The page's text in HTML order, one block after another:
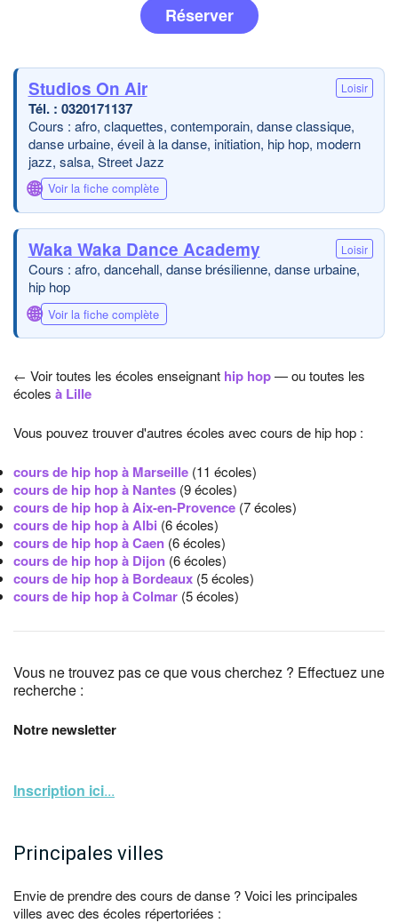
Réserver
Studios On Air Loisir
0320171137
Cours : afro, claquettes, contemporain, danse classique,
danse urbaine, éveil à la danse, initiation, hip hop, modern
jazz, salsa, Street Jazz
🌐 Voir la fiche complète
Waka Waka Dance Academy Loisir
Cours : afro, dancehall, danse brésilienne, danse urbaine,
hip hop
🌐 Voir la fiche complète
← Voir toutes les écoles enseignant hip hop— ou toutes les
écoles à Lille
Vous pouvez trouver d'autres écoles avec cours de hip hop :
cours de hip hop à Marseille (11 écoles)
cours de hip hop à Nantes (9 écoles)
cours de hip hop à Aix-en-Provence (7 écoles)
cours de hip hop à Albi (6 écoles)
cours de hip hop à Caen (6 écoles)
cours de hip hop à Dijon (6 écoles)
cours de hip hop à Bordeaux (5 écoles)
cours de hip hop à Colmar (5 écoles)
Vous ne trouvez pas ce que vous cherchez ? Effectuez une
recherche :
Notre newsletter
Inscription ici...
Principales villes
Envie de prendre des cours de danse ? Voici les principales
villes avec des écoles répertoriées :